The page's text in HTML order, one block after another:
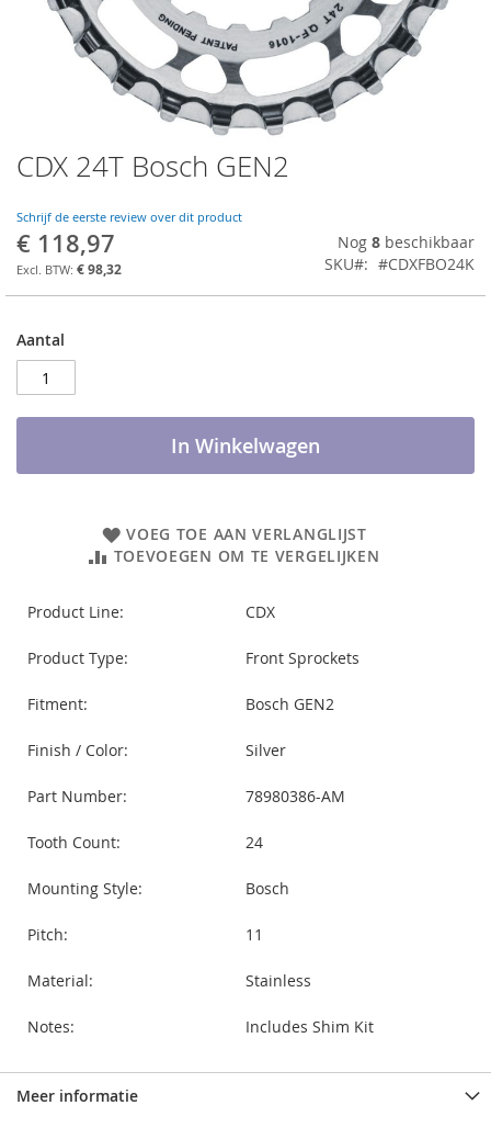
CDX 24T Bosch GEN2
Schrijf de eerste review over dit product
€ 118,97
€ 98,32
Nog 8 beschikbaar
SKU
#CDXFBO24K
Aantal
In Winkelwagen
VOEG TOE AAN VERLANGLIJST
TOEVOEGEN OM TE VERGELIJKEN
Product Line: CDX
Product Type: Front Sprockets
Fitment: Bosch GEN2
Finish / Color: Silver
Part Number: 78980386-AM
Tooth Count: 24
Mounting Style: Bosch
Pitch: 11
Material: Stainless
Notes: Includes Shim Kit
Ga
naar
begin
van
de
afbeeldingen-
Meer informatie